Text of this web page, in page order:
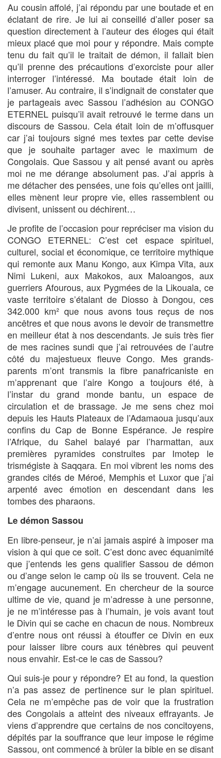
Au cousin affolé, j’ai répondu par une boutade et en
éclatant de rire. Je lui ai conseillé d’aller poser sa
question directement à l’auteur des éloges qui était
mieux placé que moi pour y répondre. Mais compte
tenu du fait qu’il le traitait de démon, il fallait bien
qu’il prenne des précautions d’exorciste pour aller
interroger l’intéressé. Ma boutade était loin de
l’amuser. Au contraire, il s’indignait de constater que
je partageais avec Sassou l’adhésion au CONGO
ETERNEL puisqu’il avait retrouvé le terme dans un
discours de Sassou. Cela était loin de m’offusquer
car j’ai toujours signé mes textes par cette devise
que je souhaite partager avec le maximum de
Congolais. Que Sassou y ait pensé avant ou après
moi ne me dérange absolument pas. J’ai appris à
me détacher des pensées, une fois qu’elles ont jailli,
elles mènent leur propre vie, elles rassemblent ou
divisent, unissent ou déchirent…
Je profite de l’occasion pour repréciser ma vision du
CONGO ETERNEL: C’est cet espace spirituel,
culturel, social et économique, ce territoire mythique
qui remonte aux Manu Kongo, aux Kimpa Vita, aux
Nimi Lukeni, aux Makokos, aux Maloangos, aux
guerriers Afourous, aux Pygmées de la Likouala, ce
vaste territoire s’étalant de Diosso à Dongou, ces
342.000 km² que nous avons tous reçus de nos
ancêtres et que nous avons le devoir de transmettre
en meilleur état à nos descendants. Je suis très fier
de mes racines sundi que j’ai retrouvées de l’autre
côté du majestueux fleuve Congo. Mes grands-
parents m’ont transmis la fibre panafricaniste en
m’apprenant que l’aire Kongo a toujours été, à
l’instar du grand monde bantu, un espace de
circulation et de brassage. Je me sens chez moi
depuis les Hauts Plateaux de l’Adamaoua jusqu’aux
confins du Cap de Bonne Espérance. Je respire
l’Afrique, du Sahel balayé par l’harmattan, aux
premières pyramides construites par Imotep le
trismégiste à Saqqara. En moi vibrent les noms des
grandes cités de Méroé, Memphis et Luxor que j’ai
arpenté avec émotion en descendant dans les
tombes des pharaons.
Le démon Sassou
En libre-penseur, je n’ai jamais aspiré à imposer ma
vision à qui que ce soit. C’est donc avec équanimité
que j’entends les gens qualifier Sassou de démon
ou d’ange selon le camp où ils se trouvent. Cela ne
m’engage aucunement. En chercheur de la source
ultime de vie, quand je m’adresse à une personne,
je ne m’intéresse pas à l’humain, je vois avant tout
le Divin qui se cache en chacun de nous. Nombreux
d’entre nous ont réussi à étouffer ce Divin en eux
pour laisser libre cours aux ténèbres qui peuvent
nous envahir. Est-ce le cas de Sassou?
Qui suis-je pour y répondre? Et au fond, la question
n’a pas assez de pertinence sur le plan spirituel.
Cela ne m’empêche pas de voir que la frustration
des Congolais a atteint des niveaux effrayants. Je
viens d’apprendre que certains de nos concitoyens,
dépités par la souffrance que leur impose le régime
Sassou, ont commencé à brûler la bible en se disant